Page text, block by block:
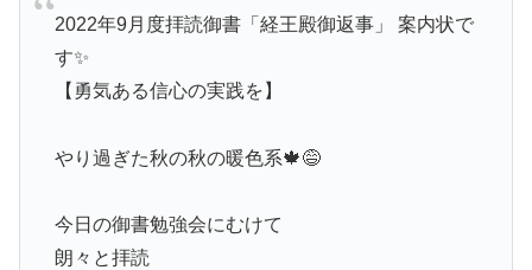
2022年9月度拝読御書「経王殿御返事」 案内状で
す✨
【勇気ある信心の実践を】
やり過ぎた秋の秋の暖色系🍁😅
今日の御書勉強会にむけて
朗々と拝読